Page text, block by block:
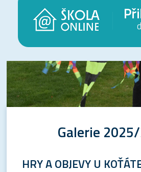
Galerie
HRY A OBJEVY U